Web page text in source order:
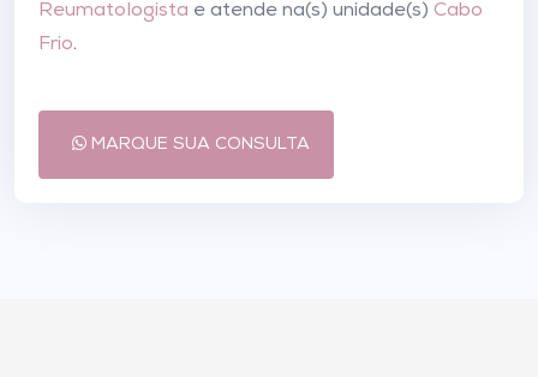
Reumatologista e atende na(s) unidade(s) Cabo
Frio.
MARQUE SUA CONSULTA